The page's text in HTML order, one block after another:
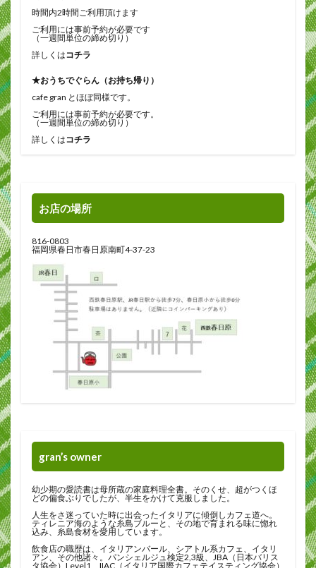
時間内2時間ご利用頂けます
ご利用には事前予約が必要です
（一週間単位の締め切り）
詳しくはコチラ
★おうちでぐらん（お持ち帰り）
cafe gran とほぼ同様です。
ご利用には事前予約が必要です。
（一週間単位の締め切り）
詳しくはコチラ
お店の場所
816-0803
福岡県春日市春日原南町4-37-23
gran’s owner
幼少期の愛読書は母所蔵の家庭料理全書。そのくせ、超がつくほ
どの偏食ぶりでしたが、半生をかけて克服しました。
人生をさ迷っていた時に出会ったイタリアに傾倒しカフェ道へ。
ティレニア海のような糸島ブルーと、その地で育まれる味に惚れ
込み、糸島食材を愛用しています。
飲食店の職歴は、イタリアンバール、シアトル系カフェ、イタリ
アン、その他諸々。パンシェルジュ検定2,3級、JBA（日本バリス
タ協会）Level1、IIAC（イタリア国際カフェテイスティング協会）